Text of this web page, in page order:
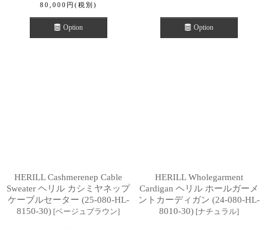
80,000 円 (税別)
Option Option
HERILL Cashmerenep Cable
Sweater ヘリル カシミヤネップ
ケーブルセーター (25-080-HL-
8150-30) [ベージュブラウン]
HERILL Wholegarment
Cardigan ヘリル ホールガーメ
ントカーディガン (24-080-HL-
8010-30) [ナチュラル]